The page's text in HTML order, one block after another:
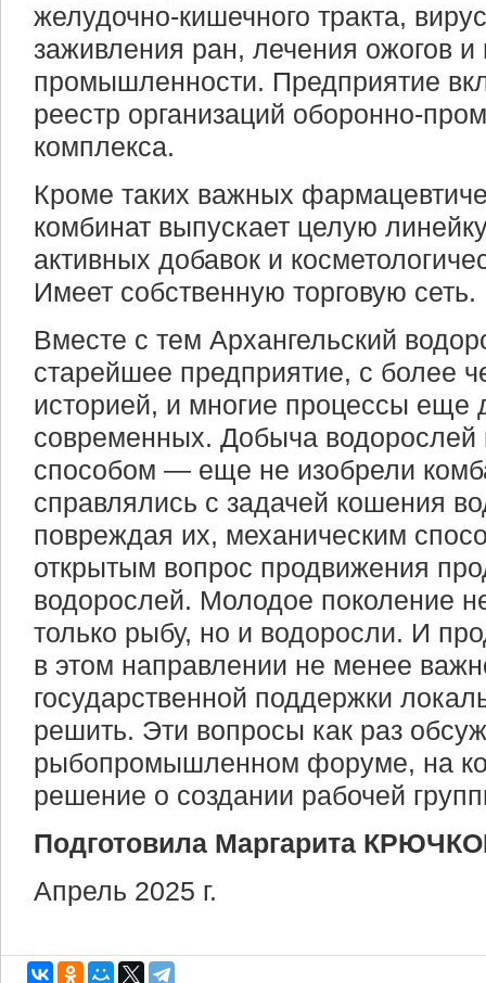
желудочно-кишечного тракта,
заживления ран, лечения ожогов
промышленности. Предприятие
реестр организаций оборонно-
комплекса.
Кроме таких важных
комбинат выпускает целую
активных добавок и
Имеет собственную торговую сеть.
Вместе с тем Архангельский
старейшее предприятие, с более
историей, и многие процессы еще
современных. Добыча водорослей
способом — еще не изобрели
справлялись с задачей кошения
повреждая их, механическим
открытым вопрос продвижения
водорослей. Молодое поколение
только рыбу, но и водоросли. И
в этом направлении не менее
государственной поддержки
решить. Эти вопросы как раз
рыбопромышленном форуме, на
решение о создании рабочей
Подготовила Маргарита
Апрель 2025 г.